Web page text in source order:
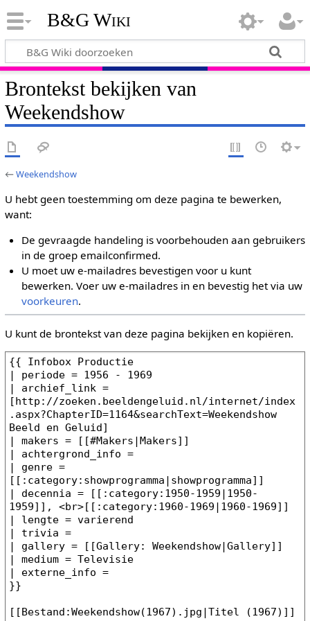
B&G Wiki
Brontekst bekijken van
Weekendshow
←Weekendshow
U hebt geen toestemming om deze pagina te bewerken,
want:
De gevraagde handeling is voorbehouden aan gebruikers
in de groep emailconfirmed.
U moet uw e-mailadres bevestigen voor u kunt
bewerken. Voer uw e-mailadres in en bevestig het via uw
voorkeuren.
U kunt de brontekst van deze pagina bekijken en kopiëren.